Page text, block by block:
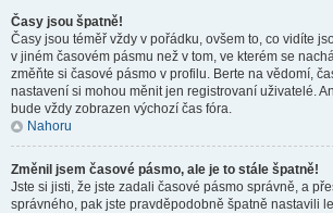
Časy jsou špatně!
Časy jsou téměř vždy v pořádku, ovšem to, co vidíte
v jiném časovém pásmu než v tom, ve kterém se
změňte si časové pásmo v profilu. Berte na vědomí,
nastavení si mohou měnit jen registrovaní uživatelé.
bude vždy zobrazen výchozí čas fóra.
Nahoru
Změnil jsem časové pásmo, ale je to stále špatně!
Jste si jisti, že jste zadali časové pásmo správně, a
správného, pak jste pravděpodobně špatně nastavili